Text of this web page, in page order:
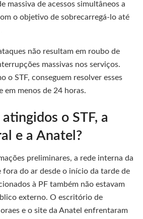
massiva de acessos simultâneos a
o objetivo de sobrecarregá-lo até
não resultam em roubo de
massivas nos serviços.
o STF, conseguem resolver esses
em menos de 24 horas.
o STF, a
e a Anatel?
preliminares, a rede interna da
fora do ar desde o início da tarde de
à PF também não estavam
externo. O escritório de
e o site da Anatel enfrentaram